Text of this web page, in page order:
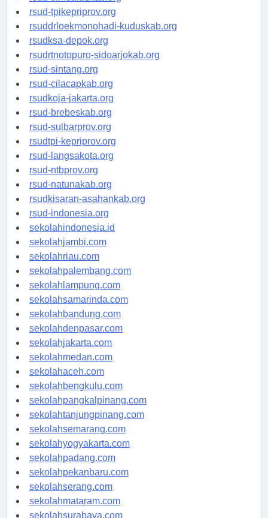
rsud-simeuluekab.org
rsud-tpikepriprov.org
rsuddrloekmonohadi-kuduskab.org
rsudksa-depok.org
rsudrtnotopuro-sidoarjokab.org
rsud-sintang.org
rsud-cilacapkab.org
rsudkoja-jakarta.org
rsud-brebeskab.org
rsud-sulbarprov.org
rsudtpi-kepriprov.org
rsud-langsakota.org
rsud-ntbprov.org
rsud-natunakab.org
rsudkisaran-asahankab.org
rsud-indonesia.org
sekolahindonesia.id
sekolahjambi.com
sekolahriau.com
sekolahpalembang.com
sekolahlampung.com
sekolahsamarinda.com
sekolahbandung.com
sekolahdenpasar.com
sekolahjakarta.com
sekolahmedan.com
sekolahaceh.com
sekolahbengkulu.com
sekolahpangkalpinang.com
sekolahtanjungpinang.com
sekolahsemarang.com
sekolahyogyakarta.com
sekolahpadang.com
sekolahpekanbaru.com
sekolahserang.com
sekolahmataram.com